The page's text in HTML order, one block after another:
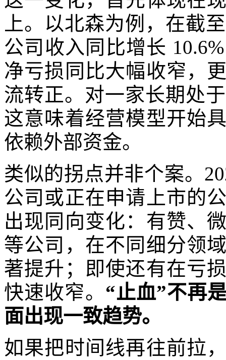
上。以北森为例，在截
公司收入同比增长
净亏损同比大幅收窄，
流转正。对一家长期处
这意味着经营模型开始
依赖外部资金。
类似的拐点并非个案。
公司或正在申请上市的
出现同向变化：有赞、
等公司，在不同细分领
著提升；即使还有在亏
快速收窄。 “止血”不再
面出现一致趋势。
如果把时间线再往前拉